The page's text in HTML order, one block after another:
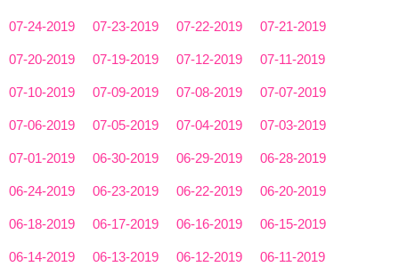
07-24-2019 07-23-2019 07-22-2019 07-21-2019
07-20-2019 07-19-2019 07-12-2019 07-11-2019
07-10-2019 07-09-2019 07-08-2019 07-07-2019
07-06-2019 07-05-2019 07-04-2019 07-03-2019
07-01-2019 06-30-2019 06-29-2019 06-28-2019
06-24-2019 06-23-2019 06-22-2019 06-20-2019
06-18-2019 06-17-2019 06-16-2019 06-15-2019
06-14-2019 06-13-2019 06-12-2019 06-11-2019